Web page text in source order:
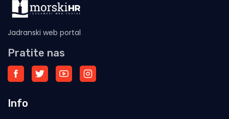
Jadranski web portal
Pratite nas
Info